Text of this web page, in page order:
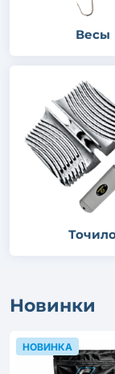
Весы
Новинки
НОВИНКА